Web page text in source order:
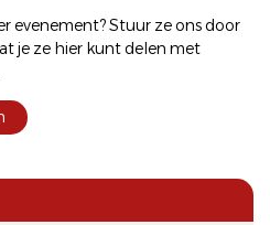
evenement? Stuur ze ons door
je ze hier kunt delen met